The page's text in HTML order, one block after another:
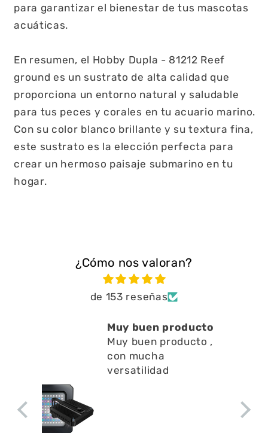
para garantizar el bienestar de tus mascotas
acuáticas.
En resumen, el Hobby Dupla - 81212 Reef
ground es un sustrato de alta calidad que
proporciona un entorno natural y saludable
para tus peces y corales en tu acuario marino.
Con su color blanco brillante y su textura fina,
este sustrato es la elección perfecta para
crear un hermoso paisaje submarino en tu
hogar.
¿Cómo nos valoran?
de 153 reseñas
Muy buen producto
Muy buen producto ,
con mucha
versatilidad